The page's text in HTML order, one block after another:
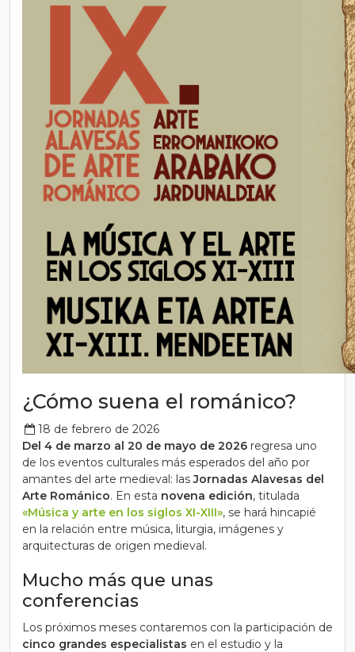
¿Cómo suena el románico?
18 de febrero de 2026
Del 4 de marzo al 20 de mayo de 2026 regresa uno
de los eventos culturales más esperados del año por
amantes del arte medieval: lasJornadas Alavesas del
Arte Románico. En esta novena edición, titulada
«Música y arte en los siglos XI-XIII», se hará hincapié
en la relación entre música, liturgia, imágenes y
arquitecturas de origen medieval.
Mucho más que unas
conferencias
Los próximos meses contaremos con la participación de
cinco grandes especialistas en el estudio y la